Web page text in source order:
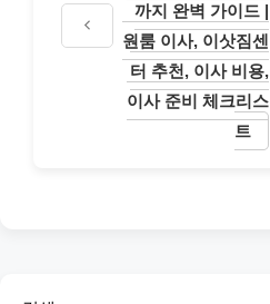
까지 완벽 가이드 |
원룸 이사, 이삿짐센
터 추천, 이사 비용,
이사 준비 체크리스
트